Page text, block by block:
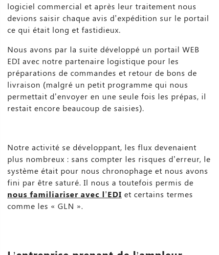
logiciel commercial et après leur traitement nous
devions saisir chaque avis d’expédition sur le portail
ce qui était long et fastidieux.
Nous avons par la suite développé un portail WEB
EDI avec notre partenaire logistique pour les
préparations de commandes et retour de bons de
livraison (malgré un petit programme qui nous
permettait d’envoyer en une seule fois les prépas, il
restait encore beaucoup de saisies).
Notre activité se développant, les flux devenaient
plus nombreux : sans compter les risques d’erreur, le
système était pour nous chronophage et nous avons
fini par être saturé. Il nous a toutefois permis de
nous familiariser avec l’EDI et certains termes
comme les « GLN ».